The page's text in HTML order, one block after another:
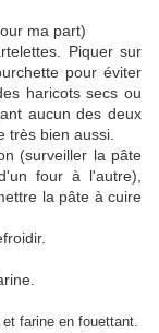
ma part)
Piquer sur
pour éviter
haricots secs ou
aucun des deux
très bien aussi.
(surveiller la pâte
four à l'autre),
la pâte à cuire
farine en fouettant.